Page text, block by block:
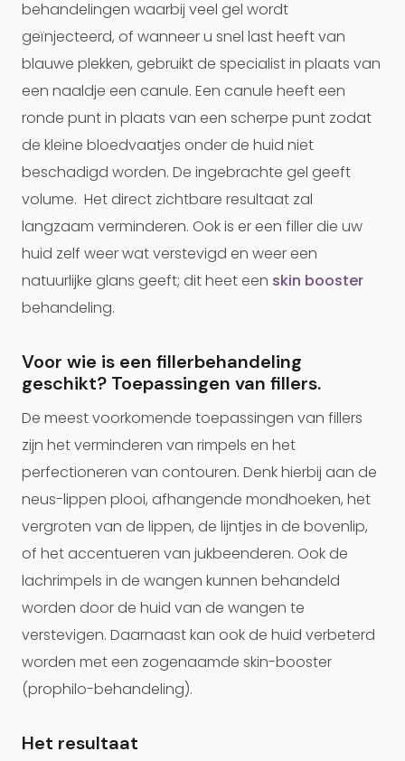
behandelingen waarbij veel gel wordt
geïnjecteerd, of wanneer u snel last heeft van
blauwe plekken, gebruikt de specialist in plaats van
een naaldje een canule. Een canule heeft een
ronde punt in plaats van een scherpe punt zodat
de kleine bloedvaatjes onder de huid niet
beschadigd worden. De ingebrachte gel geeft
volume. Het direct zichtbare resultaat zal
langzaam verminderen. Ook is er een filler die uw
huid zelf weer wat verstevigd en weer een
natuurlijke glans geeft; dit heet een skin booster
behandeling.
Voor wie is een fillerbehandeling
geschikt? Toepassingen van fillers.
De meest voorkomende toepassingen van fillers
zijn het verminderen van rimpels en het
perfectioneren van contouren. Denk hierbij aan de
neus-lippen plooi, afhangende mondhoeken, het
vergroten van de lippen, de lijntjes in de bovenlip,
of het accentueren van jukbeenderen. Ook de
lachrimpels in de wangen kunnen behandeld
worden door de huid van de wangen te
verstevigen. Daarnaast kan ook de huid verbeterd
worden met een zogenaamde skin-booster
(prophilo-behandeling).
Het resultaat